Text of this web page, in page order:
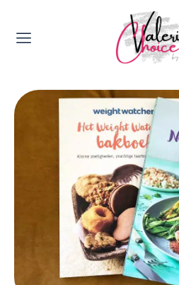
Valerie's Topics
Travel &
Food &
Happyness &
Lifestyle, Sport &
Gadgets &
Top 5 van
Health &
Huis &
Nieuws &